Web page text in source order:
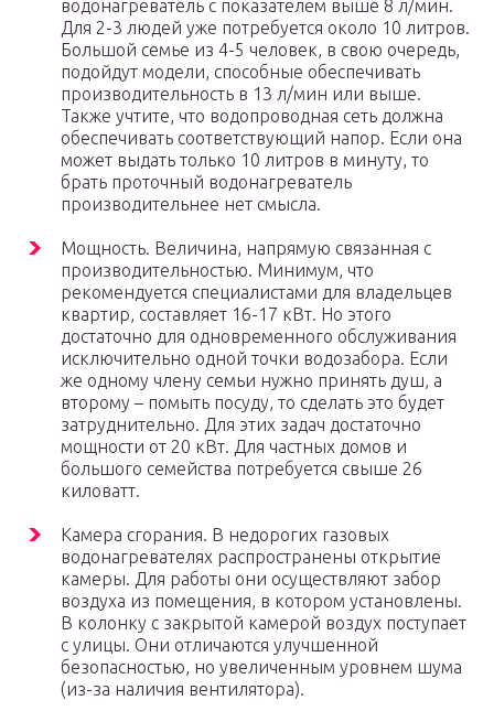
водонагреватель с показателем выше 8 л/мин.
Для 2-3 людей уже потребуется около 10 литров.
Большой семье из 4-5 человек, в свою очередь,
подойдут модели, способные обеспечивать
производительность в 13 л/мин или выше.
Также учтите, что водопроводная сеть должна
обеспечивать соответствующий напор. Если она
может выдать только 10 литров в минуту, то
брать проточный водонагреватель
производительнее нет смысла.
Мощность. Величина, напрямую связанная с
производительностью. Минимум, что
рекомендуется специалистами для владельцев
квартир, составляет 16-17 кВт. Но этого
достаточно для одновременного обслуживания
исключительно одной точки водозабора. Если
же одному члену семьи нужно принять душ, а
второму – помыть посуду, то сделать это будет
затруднительно. Для этих задач достаточно
мощности от 20 кВт. Для частных домов и
большого семейства потребуется свыше 26
киловатт.
Камера сгорания. В недорогих газовых
водонагревателях распространены открытие
камеры. Для работы они осуществляют забор
воздуха из помещения, в котором установлены.
В колонку с закрытой камерой воздух поступает
с улицы. Они отличаются улучшенной
безопасностью, но увеличенным уровнем шума
(из-за наличия вентилятора).